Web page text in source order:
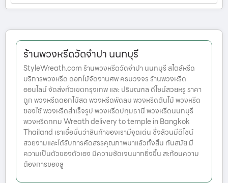
ร้านพวงหรีดวัดจำปา นนทบุรี
StyleWreath.com ร้านพวงหรีดวัดจำปา นนทบุรี สไตล์หรีด
บริการพวงหรีด ดอกไม้จัดงานศพ ครบวงจร ร้านพวงหรีด
ออนไลน์ จัดส่งทั่วเขตกรุงเทพ และ ปริมณฑล ดีไซน์สวยหรู ราคา
ถูก พวงหรีดดอกไม้สด พวงหรีดพัดลม พวงหรีดต้นไม้ พวงหรีด
ของใช้ พวงหรีดสำเร็จรูป พวงหรีดปทุมธานี พวงหรีดนนทบุรี
พวงหรีดกทม Wreath delivery to temple in Bangkok
Thailand เราเชื่อมั่นว่าสินค้าของเรามีจุดเด่น ซึ่งล้วนมีดีไซน์
สวยงามและได้รับการคัดสรรคุณภาพมาแล้วทั้งสิ้น ทันสมัย มี
ความเป็นตัวของตัวเอง มีความชัดเจนมากยิ่งขึ้น สะท้อนความ
ต้องการของลู